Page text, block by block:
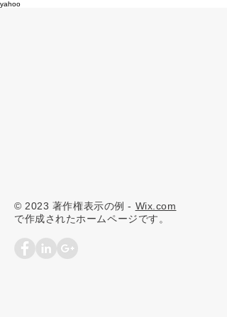
yahoo
© 2023 著作権表示の例 - Wix.com
で作成されたホームページです。